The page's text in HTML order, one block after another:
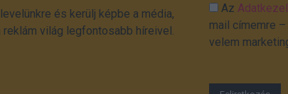
és kerülj képbe a média,
világ legfontosabb híreivel.
Az
mail címemre
velem